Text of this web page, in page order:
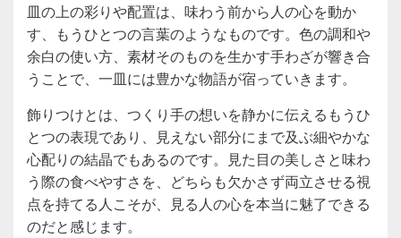
皿の上の彩りや配置は、味わう前から人の心を動か
す、もうひとつの言葉のようなものです。色の調和や
余白の使い方、素材そのものを生かす手わざが響き合
うことで、一皿には豊かな物語が宿っていきます。
飾りつけとは、つくり手の想いを静かに伝えるもうひ
とつの表現であり、見えない部分にまで及ぶ細やかな
心配りの結晶でもあるのです。見た目の美しさと味わ
う際の食べやすさを、どちらも欠かさず両立させる視
点を持てる人こそが、見る人の心を本当に魅了できる
のだと感じます。